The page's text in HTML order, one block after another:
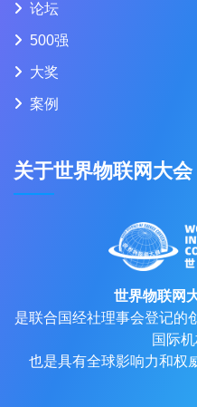
论坛
500强
大奖
案例
关于世界物联网大会
世界物联网
是联合国经社理事会登记的
国际机
也是具有全球影响力和权